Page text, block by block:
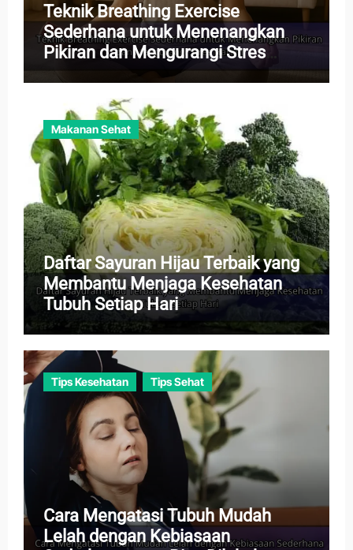
Teknik Breathing Exercise
Sederhana untuk Menenangkan
Pikiran dan Mengurangi Stres
Harian
Makanan Sehat
Daftar Sayuran Hijau Terbaik yang
Membantu Menjaga Kesehatan
Tubuh Setiap Hari
Tips Kesehatan Tips Sehat
Cara Mengatasi Tubuh Mudah
Lelah dengan Kebiasaan